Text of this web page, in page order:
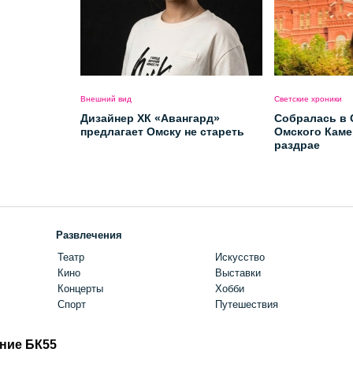
Внешний вид
Дизайнер ХК «Авангард»
предлагает Омску не стареть
Светские хроники
Собралась в
Омского
раздрае
Развлечения
Театр
Кино
Концерты
Спорт
Искусство
Выставки
Хобби
Путешествия
БК55